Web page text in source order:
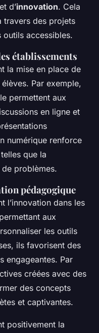
et d’innovation. Cela
travers des projets
accessibles.
établissements
la mise en place de
Par exemple,
permettent aux
en ligne et
numérique renforce
que la
problèmes.
pédagogique
l’innovation dans les
aux
les outils
ils favorisent des
engageantes. Par
créées avec des
des concepts
et captivantes.
positivement la